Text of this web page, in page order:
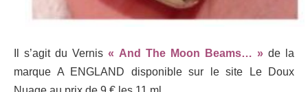
Il s’agit du Vernis « And The Moon Beams… » de la
marque A ENGLAND disponible sur le site Le Doux